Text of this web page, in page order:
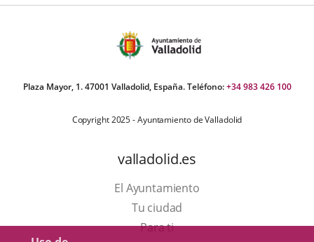
Plaza Mayor, 1. 47001 Valladolid, España. Teléfono:+34 983 426 100
Copyright 2025 - Ayuntamiento de Valladolid
valladolid.es
El Ayuntamiento
Tu ciudad
Para ti